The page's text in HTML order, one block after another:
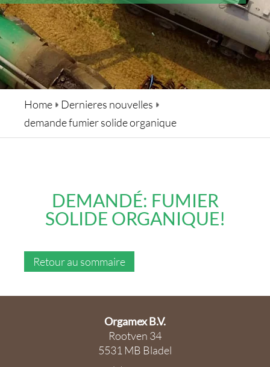
PRODUITS
SÉPARATION DU FUMIER
ÉCOULEMENT DU FUMIER
DERNIÈRES NOUVELLES
Home
Dernieres nouvelles
demande fumier solide organique
DEMANDÉ: FUMIER
SOLIDE ORGANIQUE!
Retour au sommaire
Orgamex B.V.
Rootven 34
5531 MB Bladel